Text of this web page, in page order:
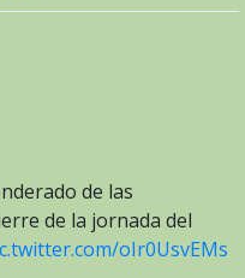
de las
de la jornada del
oIr0UsvEMs